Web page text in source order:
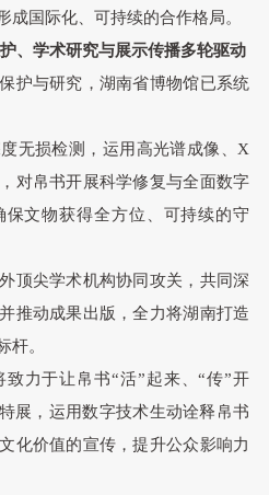
成国际化、可持续的合作格局。
、学术研究与展示传播多轮驱动
护与研究，湖南省博物馆已系统
度无损检测，运用高光谱成像、X
对帛书开展科学修复与全面数字
文物获得全方位、可持续的守
顶尖学术机构协同攻关，共同深
推动成果出版，全力将湖南打造
杆。
致力于让帛书“活”起来、“传”开
展，运用数字技术生动诠释帛书
化价值的宣传，提升公众影响力